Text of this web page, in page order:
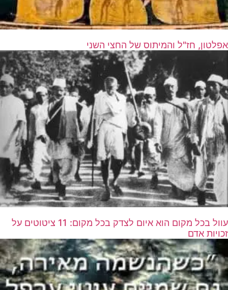
אפלטון, חז"ל והמיתוס של החצי השני
עוול בכל מקום הוא איום לצדק בכל מקום: 11 ציטוטים על
זכויות אדם